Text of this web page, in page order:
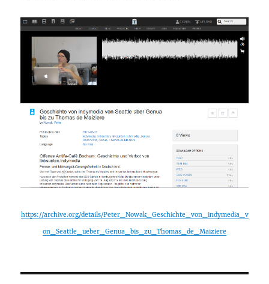
https://archive.org/details/Peter_Nowak_Geschichte_von_indymedia_v
on_Seattle_ueber_Genua_bis_zu_Thomas_de_Maiziere